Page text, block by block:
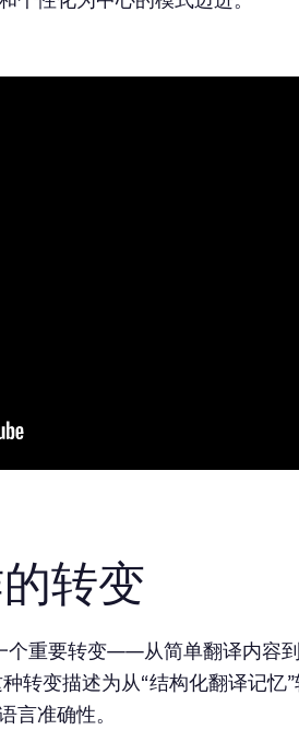
转变
个重要转变——从简单翻译内容
转变描述为从“结构化翻译记忆”
言准确性。